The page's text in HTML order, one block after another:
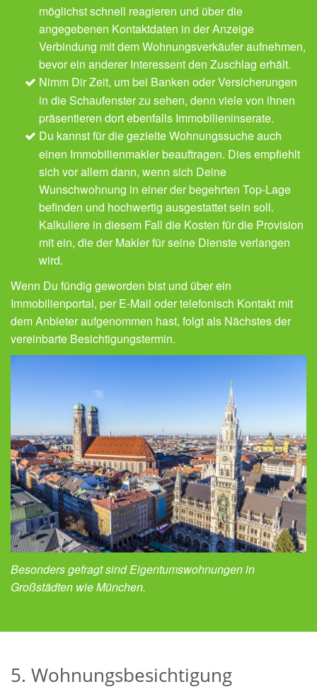
möglichst schnell reagieren und über die
angegebenen Kontaktdaten in der Anzeige
Verbindung mit dem Wohnungsverkäufer aufnehmen,
bevor ein anderer Interessent den Zuschlag erhält.
Nimm Dir Zeit, um bei Banken oder Versicherungen
in die Schaufenster zu sehen, denn viele von ihnen
präsentieren dort ebenfalls Immobilieninserate.
Du kannst für die gezielte Wohnungssuche auch
einen Immobilienmakler beauftragen. Dies empfiehlt
sich vor allem dann, wenn sich Deine
Wunschwohnung in einer der begehrten Top-Lage
befinden und hochwertig ausgestattet sein soll.
Kalkuliere in diesem Fall die Kosten für die Provision
mit ein, die der Makler für seine Dienste verlangen
wird.
Wenn Du fündig geworden bist und über ein
Immobilienportal, per E-Mail oder telefonisch Kontakt mit
dem Anbieter aufgenommen hast, folgt als Nächstes der
vereinbarte Besichtigungstermin.
Besonders gefragt sind Eigentumswohnungen in
Großstädten wie München.
5. Wohnungsbesichtigung